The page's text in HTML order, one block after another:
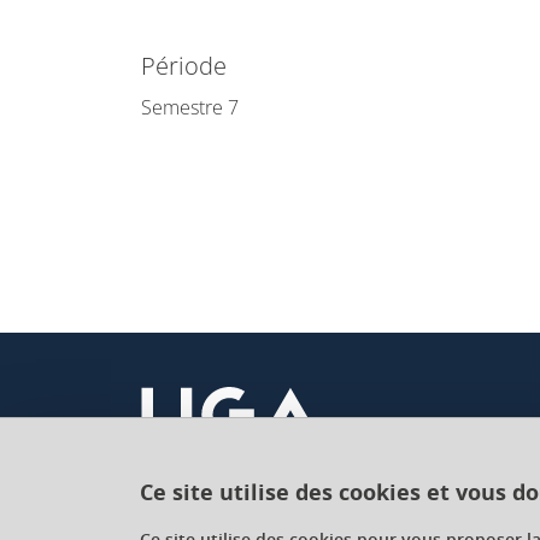
Ce site utilise des cookies et vous
Période
Semestre 7